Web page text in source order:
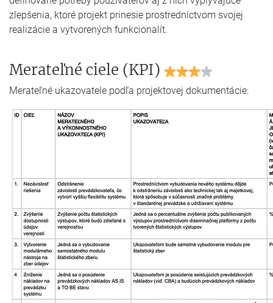
zlepšenia, ktoré projekt prinesie prostredníctvom svojej
realizácie a vytvorených funkcionalít.
Merateľné ciele (KPI)
Merateľné ukazovatele podľa projektovej dokumentácie: